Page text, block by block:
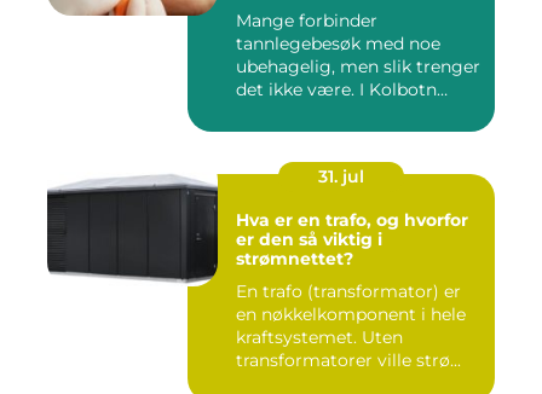
Mange forbinder
tannlegebesøk med noe
ubehagelig, men slik trenger
det ikke være. I Kolbotn
31. jul
Hva er en trafo, og hvorfor
er den så viktig i
strømnettet?
En trafo (transformator) er
en nøkkelkomponent i hele
kraftsystemet. Uten
transformatorer ville strø...